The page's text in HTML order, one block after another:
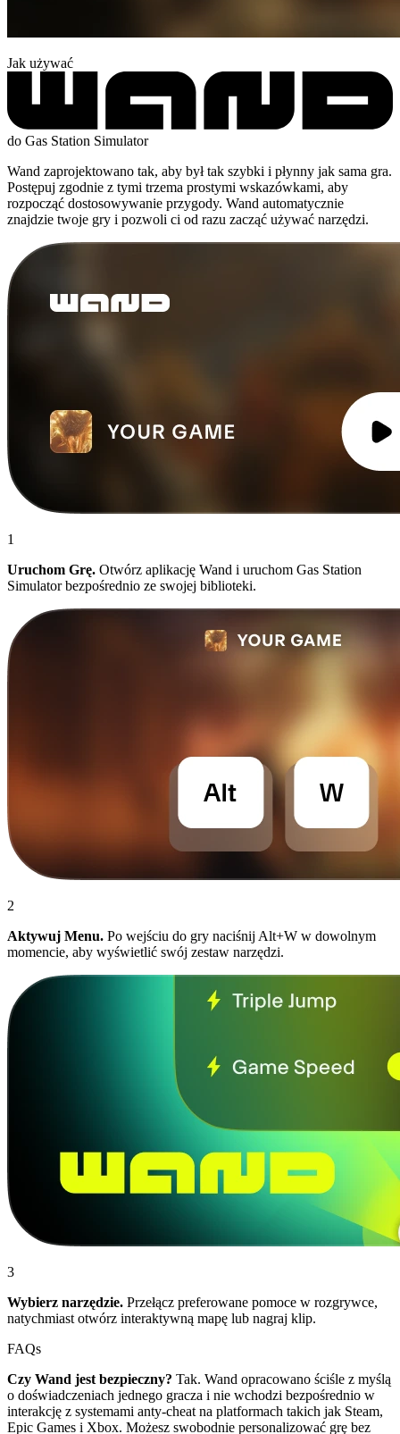
Jak używać
do Gas Station Simulator
Wand zaprojektowano tak, aby był tak szybki i płynny jak sama gra.
Postępuj zgodnie z tymi trzema prostymi wskazówkami, aby
rozpocząć dostosowywanie przygody. Wand automatycznie
znajdzie twoje gry i pozwoli ci od razu zacząć używać narzędzi.
1
Uruchom Grę. Otwórz aplikację Wand i uruchom Gas Station
Simulator bezpośrednio ze swojej biblioteki.
2
Aktywuj Menu. Po wejściu do gry naciśnij Alt+W w dowolnym
momencie, aby wyświetlić swój zestaw narzędzi.
3
Wybierz narzędzie. Przełącz preferowane pomoce w rozgrywce,
natychmiast otwórz interaktywną mapę lub nagraj klip.
FAQs
Czy Wand jest bezpieczny? Tak. Wand opracowano ściśle z myślą
o doświadczeniach jednego gracza i nie wchodzi bezpośrednio w
interakcję z systemami anty-cheat na platformach takich jak Steam,
Epic Games i Xbox. Możesz swobodnie personalizować grę bez